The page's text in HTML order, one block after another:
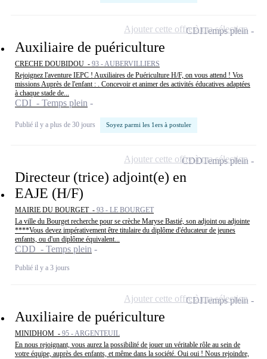
Auxiliaire de puériculture
CRECHE DOUBIDOU - 93 - AUBERVILLIERS
Rejoignez l'aventure IEPC ! Auxiliaires de Puériculture H/F, on vous attend ! Vos
missions Auprès de l'enfant : . Concevoir et animer des activités éducatives adaptées
à chaque stade de...
CDI - Temps plein
Publié il y a plus de 30 jours Soyez parmi les 1ers à postuler
CDITemps plein
Ajouter cette offre à ma sélection
Directeur (trice) adjoint(e) en
EAJE (H/F)
MAIRIE DU BOURGET - 93 - LE BOURGET
La ville du Bourget recherche pour se crèche Maryse Bastié, son adjoint ou adjointe
****Vous devez impérativement être titulaire du diplôme d'éducateur de jeunes
enfants, ou d'un diplôme équivalent...
CDD - Temps plein
Publié il y a 3 jours
CDDTemps plein
Ajouter cette offre à ma sélection
Auxiliaire de puériculture
MINIDHOM - 95 - ARGENTEUIL
En nous rejoignant, vous aurez la possibilité de jouer un véritable rôle au sein de
votre équipe, auprès des enfants, et même dans la société. Oui oui ! Nous rejoindre,
CDITemps plein
Ajouter cette offre à ma sélection